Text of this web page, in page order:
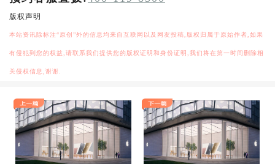
版权声明
本站资讯除标注“原创”外的信息均来自互联网以及网友投稿,版权归属于原始作者,如果
有侵犯到您的权益,请联系我们提供您的版权证明和身份证明,我们将在第一时间删除相
关侵权信息,谢谢.